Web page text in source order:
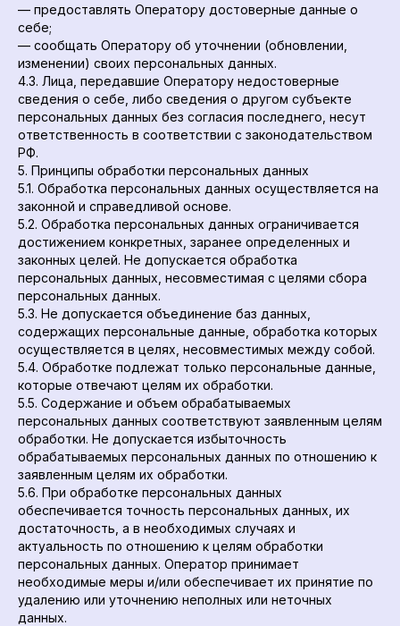
— предоставлять Оператору достоверные данные о
себе;
— сообщать Оператору об уточнении (обновлении,
изменении) своих персональных данных.
4.3. Лица, передавшие Оператору недостоверные
сведения о себе, либо сведения о другом субъекте
персональных данных без согласия последнего, несут
ответственность в соответствии с законодательством
РФ.
5. Принципы обработки персональных данных
5.1. Обработка персональных данных осуществляется на
законной и справедливой основе.
5.2. Обработка персональных данных ограничивается
достижением конкретных, заранее определенных и
законных целей. Не допускается обработка
персональных данных, несовместимая с целями сбора
персональных данных.
5.3. Не допускается объединение баз данных,
содержащих персональные данные, обработка которых
осуществляется в целях, несовместимых между собой.
5.4. Обработке подлежат только персональные данные,
которые отвечают целям их обработки.
5.5. Содержание и объем обрабатываемых
персональных данных соответствуют заявленным целям
обработки. Не допускается избыточность
обрабатываемых персональных данных по отношению к
заявленным целям их обработки.
5.6. При обработке персональных данных
обеспечивается точность персональных данных, их
достаточность, а в необходимых случаях и
актуальность по отношению к целям обработки
персональных данных. Оператор принимает
необходимые меры и/или обеспечивает их принятие по
удалению или уточнению неполных или неточных
данных.